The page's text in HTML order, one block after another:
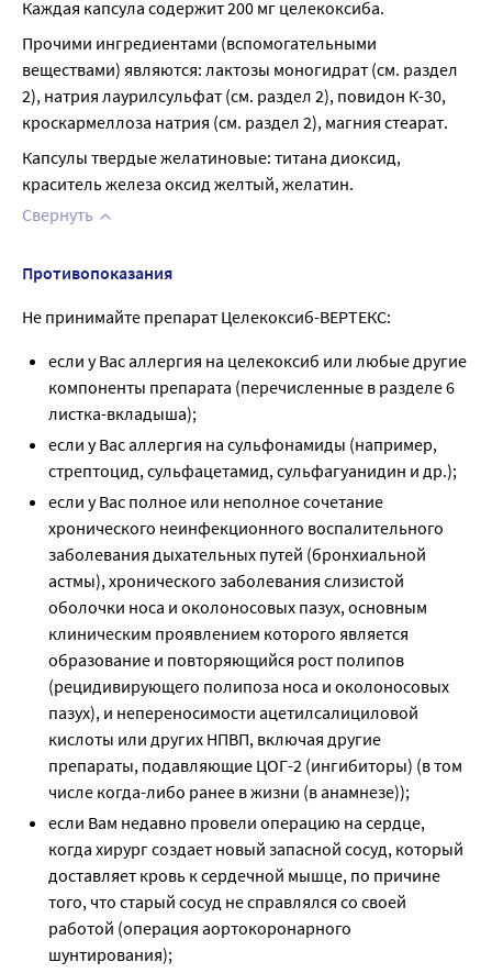
Каждая капсула содержит 200 мг целекоксиба.
Прочими ингредиентами (вспомогательными
веществами) являются: лактозы моногидрат (см. раздел
2), натрия лаурилсульфат (см. раздел 2), повидон К-30,
кроскармеллоза натрия (см. раздел 2), магния стеарат.
Капсулы твердые желатиновые: титана диоксид,
краситель железа оксид желтый, желатин.
Свернуть
Противопоказания
Не принимайте препарат Целекоксиб-ВЕРТЕКС:
если у Вас аллергия на целекоксиб или любые другие
компоненты препарата (перечисленные в разделе 6
листка-вкладыша);
если у Вас аллергия на сульфонамиды (например,
стрептоцид, сульфацетамид, сульфагуанидин и др.);
если у Вас полное или неполное сочетание
хронического неинфекционного воспалительного
заболевания дыхательных путей (бронхиальной
астмы), хронического заболевания слизистой
оболочки носа и околоносовых пазух, основным
клиническим проявлением которого является
образование и повторяющийся рост полипов
(рецидивирующего полипоза носа и околоносовых
пазух), и непереносимости ацетилсалициловой
кислоты или других НПВП, включая другие
препараты, подавляющие ЦОГ-2 (ингибиторы) (в том
числе когда-либо ранее в жизни (в анамнезе));
если Вам недавно провели операцию на сердце,
когда хирург создает новый запасной сосуд, который
доставляет кровь к сердечной мышце, по причине
того, что старый сосуд не справлялся со своей
работой (операция аортокоронарного
шунтирования);